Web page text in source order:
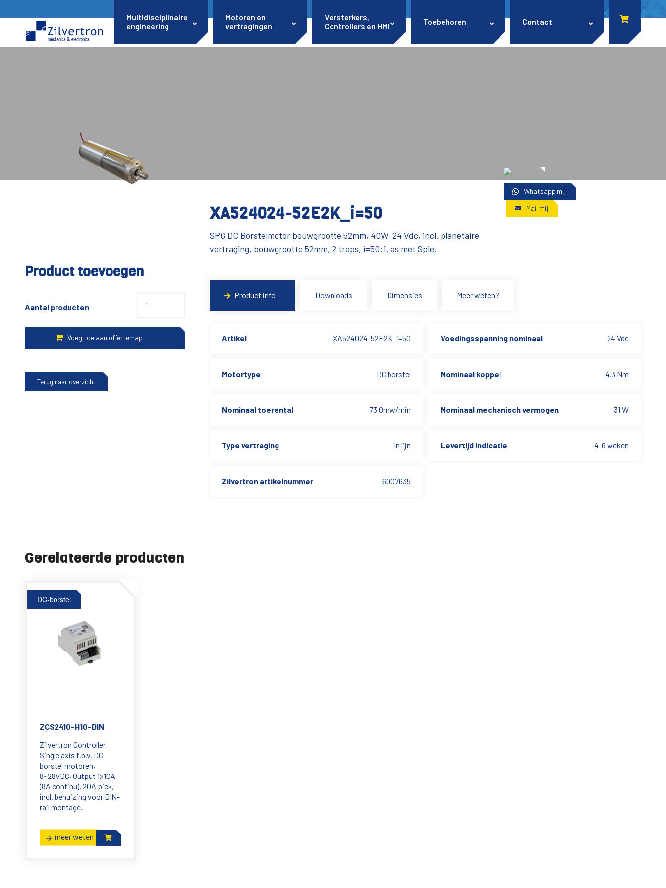
Multidisciplinaire
engineering
Motoren en
vertragingen
Versterkers,
Controllers en HMI
Toebehoren Contact
Whatsapp mij
Mail mij
Product toevoegen
Aantal producten
Terug naar overzicht
XA524024-52E2K_i=50
SPG DC Borstelmotor bouwgrootte 52mm, 40W, 24 Vdc, incl. planetaire
vertraging, bouwgrootte 52mm, 2 traps, i=50:1, as met Spie.
Product info Downloads Dimensies Meer weten?
Artikel XA524024-52E2K_i=50 Voedingsspanning nominaal 24 Vdc
Motortype DC borstel Nominaal koppel 4,3 Nm
Nominaal toerental 73 Omw/min Nominaal mechanisch vermogen 31 W
Type vertraging In lijn Levertijd indicatie 4-6 weken
Zilvertron artikelnummer 6007635
Gerelateerde producten
DC-borstel
ZCS2410-H10-DIN
Zilvertron Controller
Single axis t.b.v. DC
borstel motoren,
8~28VDC, Output 1x10A
(8A continu), 20A piek,
incl. behuizing voor DIN-
rail montage.
meer weten